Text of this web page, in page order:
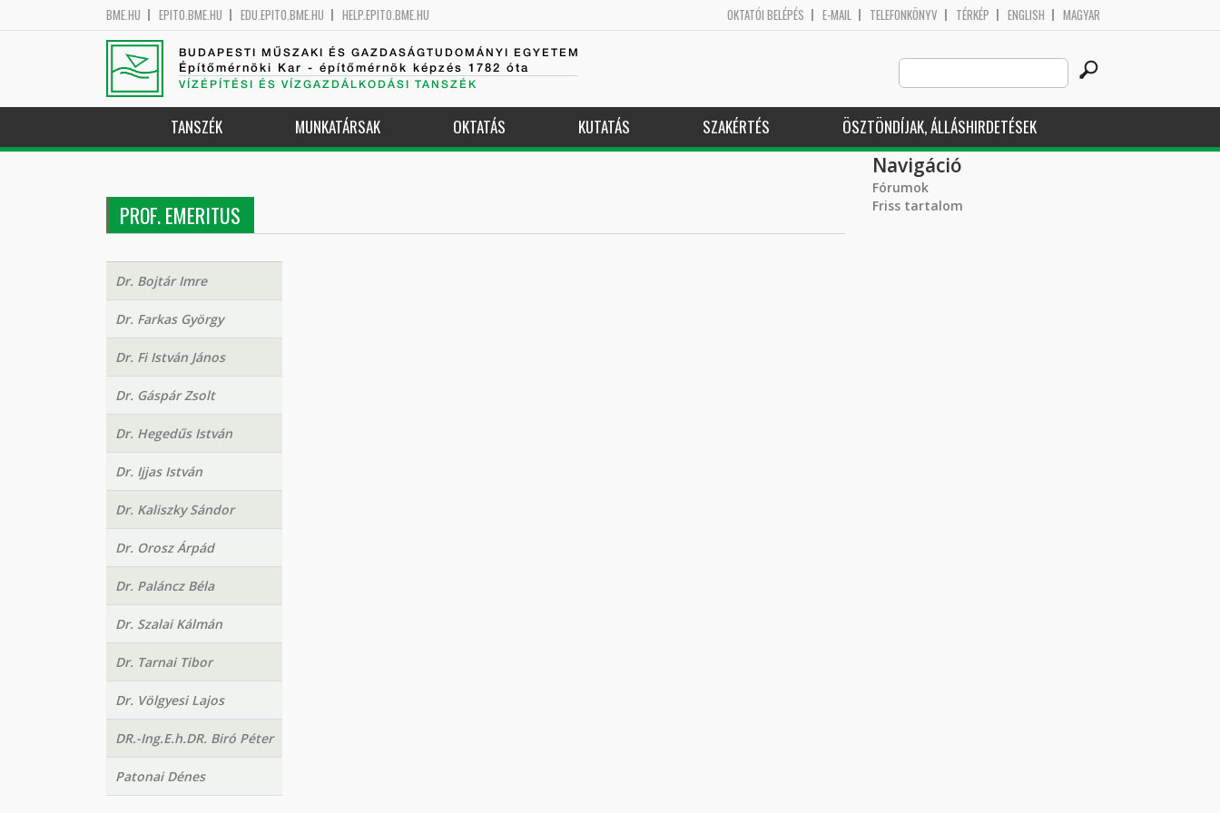
BME.HU EPITO.BME.HU EDU.EPITO.BME.HU HELP.EPITO.BME.HU OKTATÓI BELÉPÉS E-MAIL TELEFONKÖNYV TÉRKÉP ENGLISH MAGYAR
BUDAPESTI MŰSZAKI ÉS GAZDASÁGTUDOMÁNYI EGYETEM
Építőmérnöki Kar - építőmérnök képzés 1782 óta
VÍZÉPÍTÉSI ÉS VÍZGAZDÁLKODÁSI TANSZÉK
Search
this
site
TANSZÉK MUNKATÁRSAK OKTATÁS KUTATÁS SZAKÉRTÉS ÖSZTÖNDÍJAK, ÁLLÁSHIRDETÉSEK
PROF. EMERITUS
Dr. Bojtár Imre
Dr. Farkas György
Dr. Fi István János
Dr. Gáspár Zsolt
Dr. Hegedűs István
Dr. Ijjas István
Dr. Kaliszky Sándor
Dr. Orosz Árpád
Dr. Paláncz Béla
Dr. Szalai Kálmán
Dr. Tarnai Tibor
Dr. Völgyesi Lajos
DR.-Ing.E.h.DR. Biró Péter
Patonai Dénes
Navigáció
Fórumok
Friss tartalom